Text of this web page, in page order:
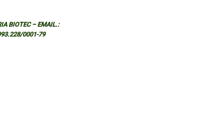
BIOTEC – EMAIL.:
0001-79